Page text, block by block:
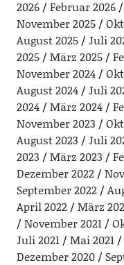
2026
Februar 2026
November 2025
August 2025
Juli
2025
März 2025
November 2024
August 2024
Juli
2024
März 2024
November 2023
August 2023
Juli
2023
März 2023
Dezember 2022
September 2022
April 2022
März
November 2021
Juli 2021
Mai 2021
Dezember 2020